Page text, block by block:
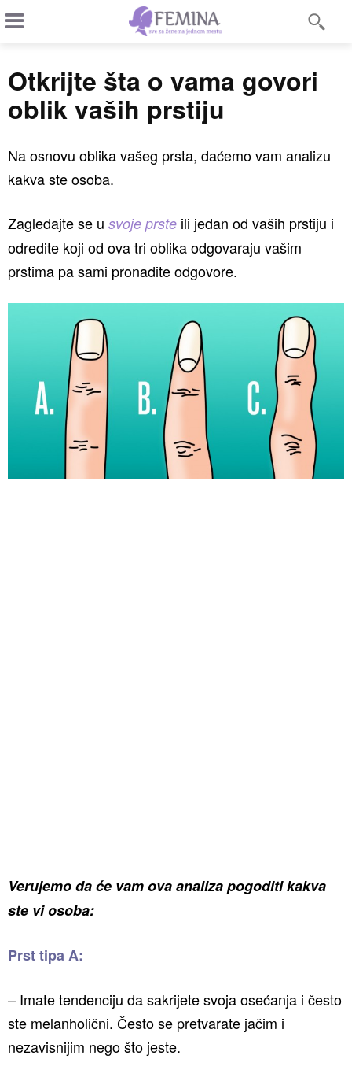
Otkrijte šta o vama govori
oblik vaših prstiju
Na osnovu oblika vašeg prsta, daćemo vam analizu
kakva ste osoba.
Zagledajte se u svoje prste ili jedan od vaših prstiju i
odredite koji od ova tri oblika odgovaraju vašim
prstima pa sami pronađite odgovore.
Verujemo da će vam ova analiza pogoditi kakva
ste vi osoba:
Prst tipa A:
– Imate tendenciju da sakrijete svoja osećanja i često
ste melanholični. Često se pretvarate jačim i
nezavisnijim nego što jeste.